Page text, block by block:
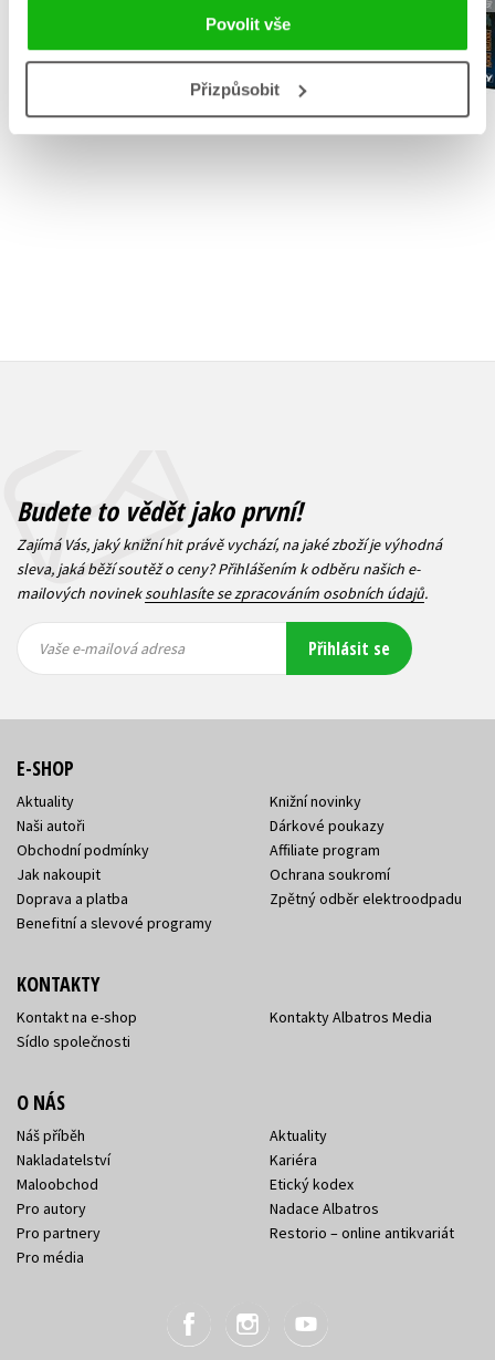
Povolit vše
Přizpůsobit
Do košíku
1 272 Kč
Budete to vědět jako první!
Zajímá Vás, jaký knižní hit právě vychází, na jaké zboží je výhodná
sleva, jaká běží soutěž o ceny? Přihlášením k odběru našich e-
mailových novineksouhlasíte se zpracováním osobních údajů.
mailová
mailová
Vaše e-mailová adresa Přihlásit se
E-SHOP
Aktuality
Naši autoři
Obchodní podmínky
Jak nakoupit
Doprava a platba
Benefitní a slevové programy
Knižní novinky
Dárkové poukazy
Affiliate program
Ochrana soukromí
Zpětný odběr elektroodpadu
KONTAKTY
Kontakt na e-shop
Sídlo společnosti
Kontakty Albatros Media
O NÁS
Náš příběh
Nakladatelství
Maloobchod
Pro autory
Pro partnery
Pro média
Aktuality
Kariéra
Etický kodex
Nadace Albatros
Restorio – online antikvariát